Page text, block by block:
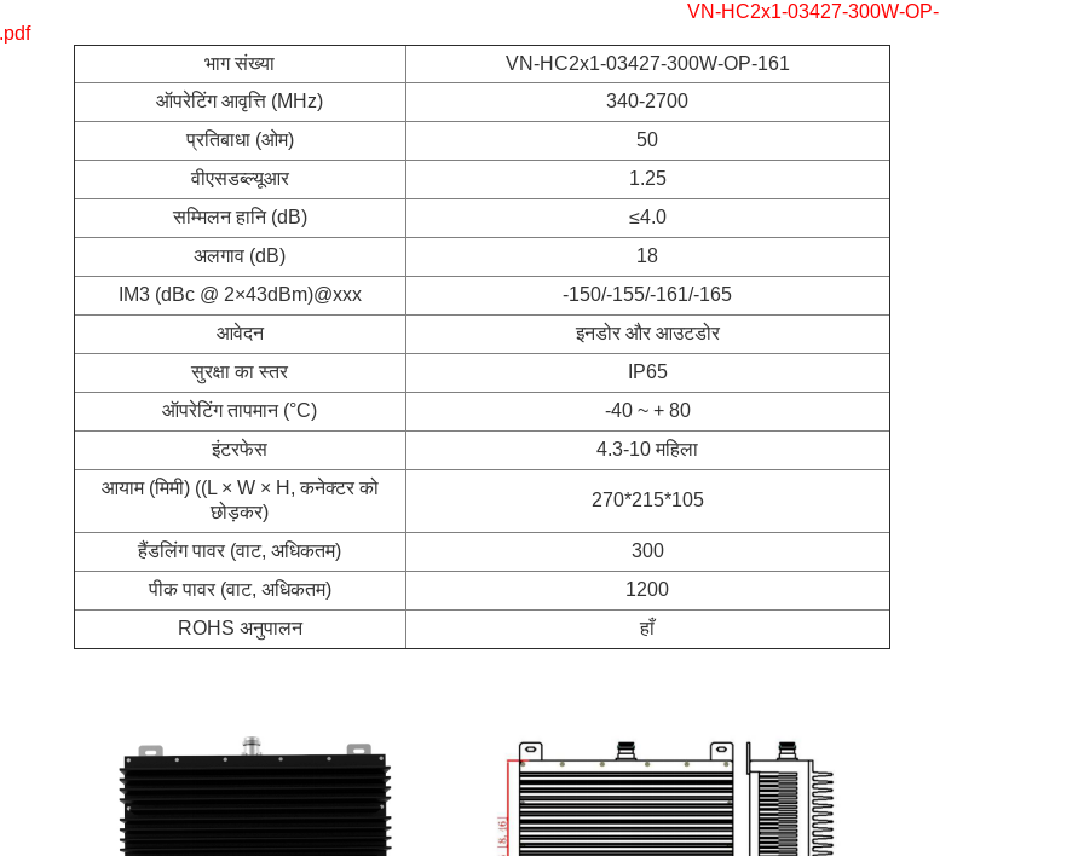
VN-HC2x1-03427-300W-OP-
भाग संख्या
VN-HC2x1-03427-300W-OP-161
ऑपरेटिंग आवृत्ति (MHz)
340-2700
प्रतिबाधा (ओम)
50
वीएसडब्ल्यूआर
1.25
सम्मिलन हानि (dB)
≤4.0
अलगाव (dB)
18
IM3 (dBc @ 2×43dBm)@xxx
-150/-155/-161/-165
आवेदन
इनडोर और आउटडोर
सुरक्षा का स्तर
IP65
ऑपरेटिंग तापमान (°C)
-40 ~ + 80
इंटरफेस
4.3-10 महिला
आयाम (मिमी) ((L × W × H, कनेक्टर को
छोड़कर)
270*215*105
हैंडलिंग पावर (वाट, अधिकतम)
300
पीक पावर (वाट, अधिकतम)
1200
ROHS अनुपालन
हाँ